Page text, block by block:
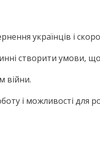
українців і
створити умови,
війни.
і можливості